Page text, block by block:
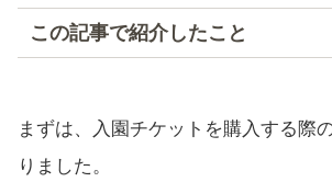
この記事で紹介したこと
まずは、入園チケットを購入する際
りました。